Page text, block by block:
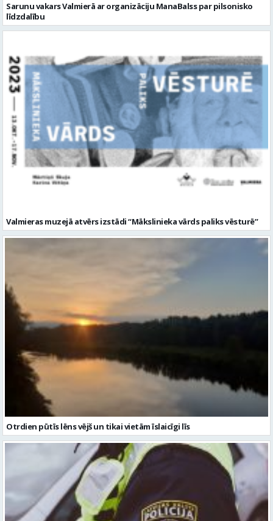
Sarunu vakars Valmierā ar organizāciju ManaBalss par pilsonisko
līdzdalību
Valmieras muzejā atvērs izstādi “Mākslinieka vārds paliks vēsturē”
Otrdien pūtīs lēns vējš un tikai vietām īslaicīgi līs